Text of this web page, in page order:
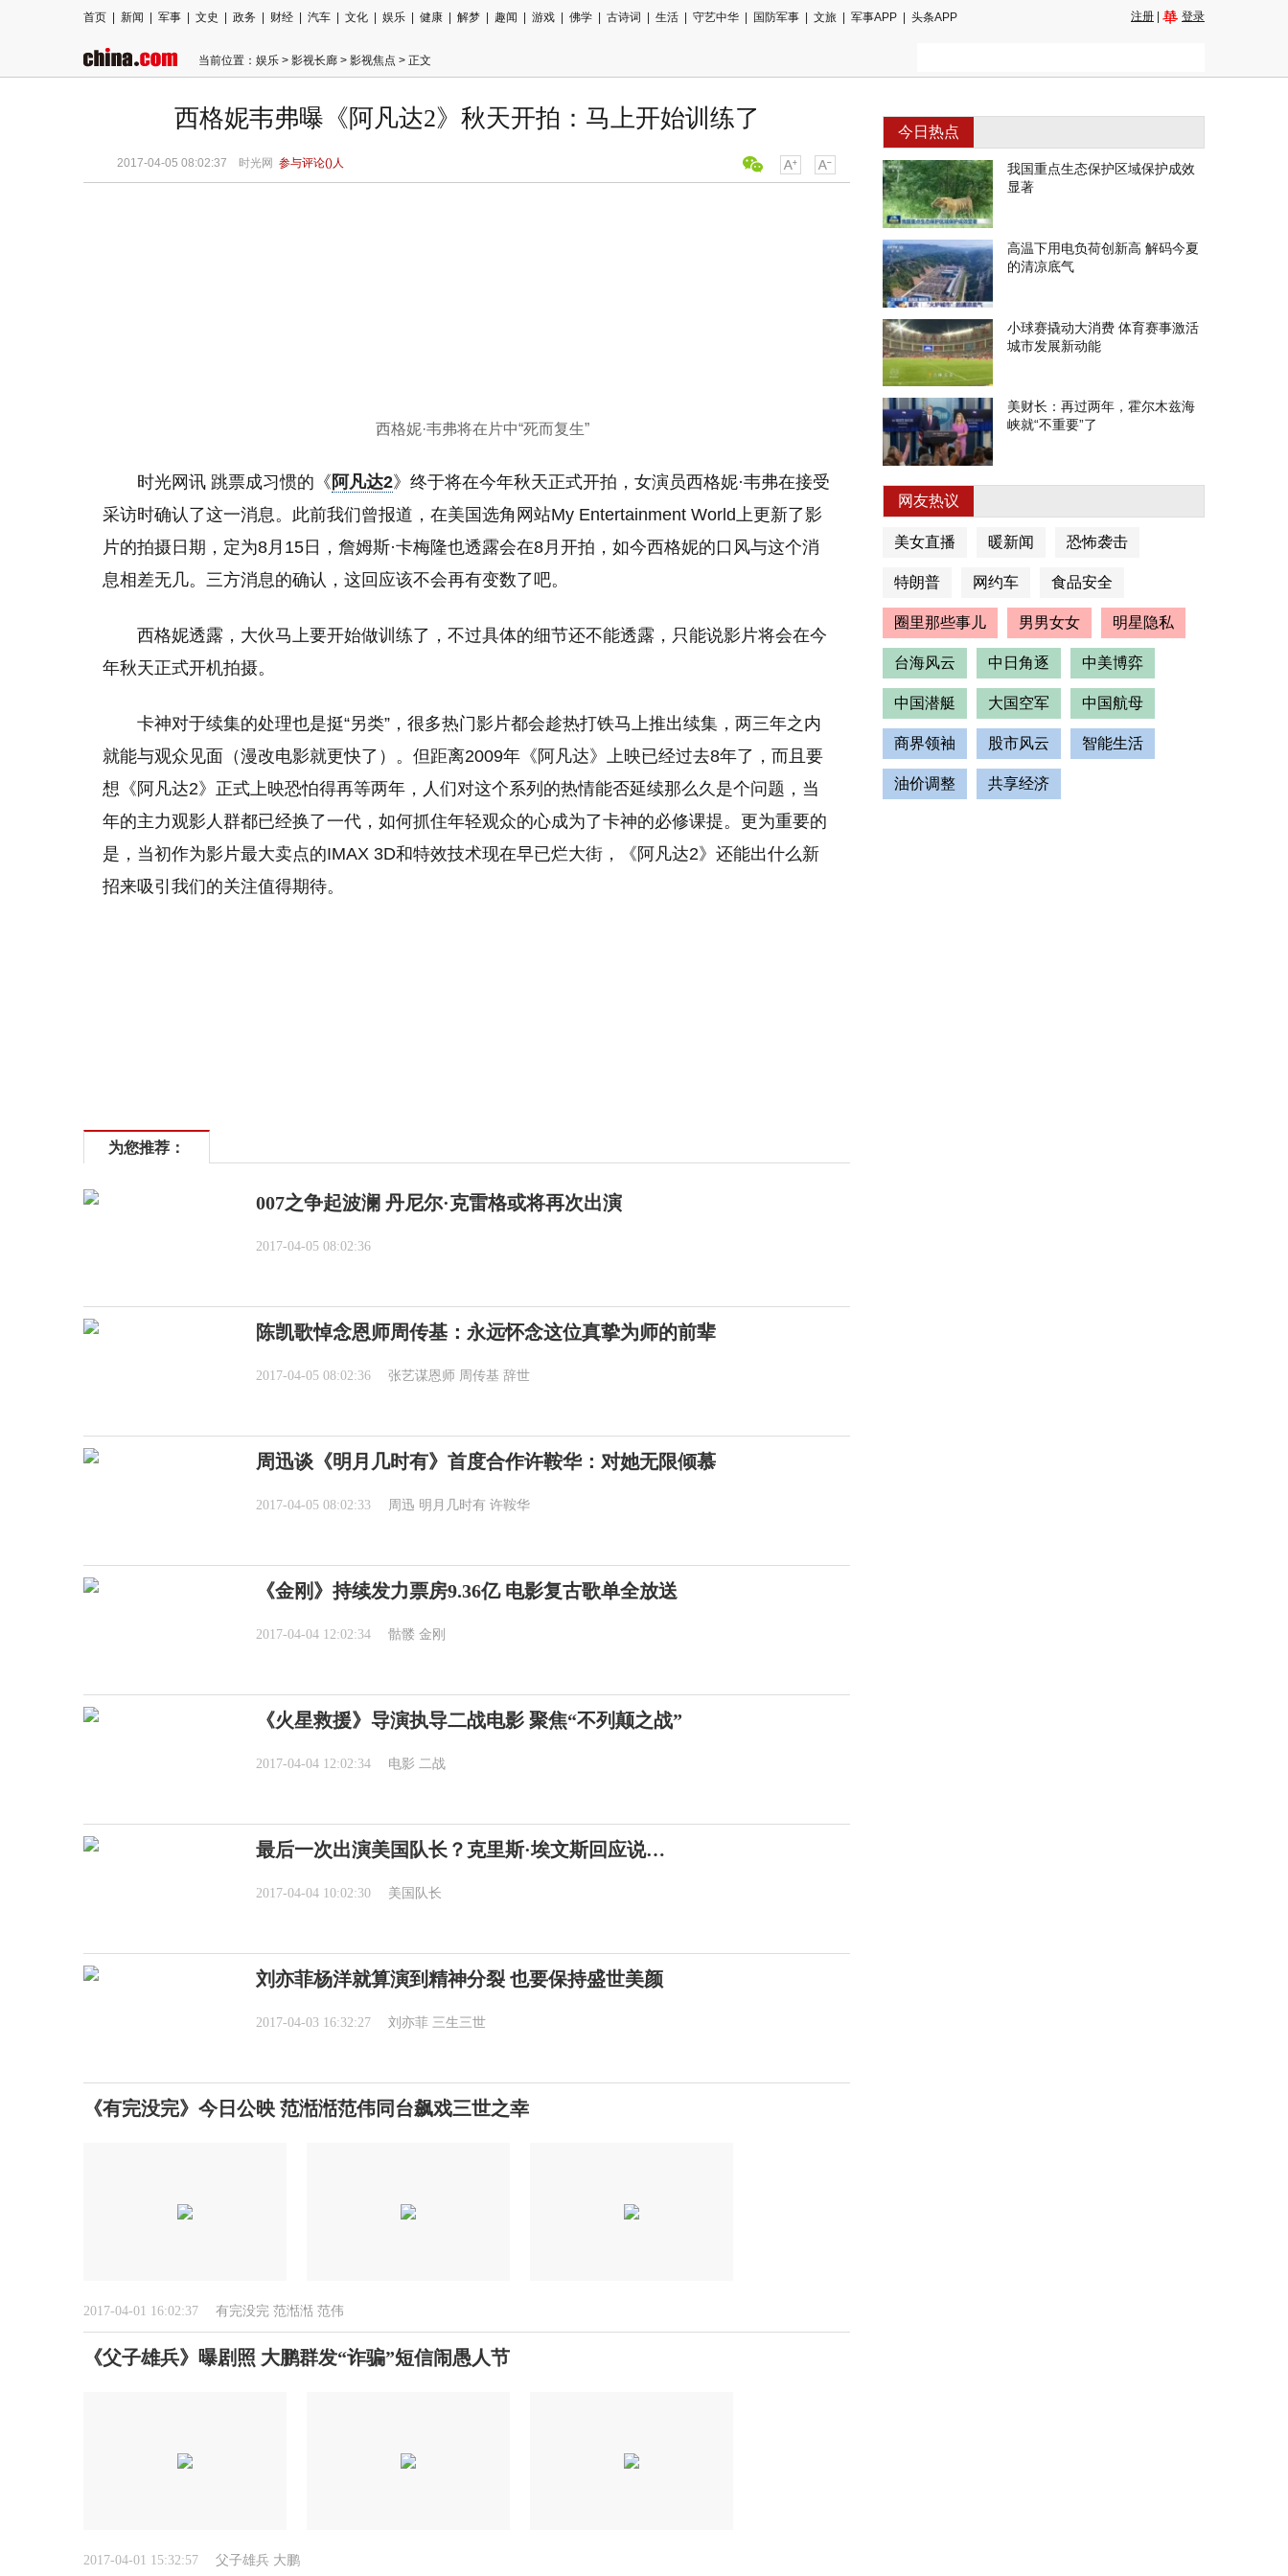
首页 新闻 军事 文史 政务 财经 汽车 文化 娱乐 健康 解梦 趣闻 游戏 佛学 古诗词 生活 守艺中华 国防军事 文旅 军事APP 头条APP 注册 登录
当前位置： 娱乐 > 影视长廊 > 影视焦点 > 正文
西格妮韦弗曝《阿凡达2》秋天开拍：马上开始训练了
2017-04-05 08:02:37 时光网 参与评论()人
西格妮·韦弗将在片中“死而复生”
时光网讯 跳票成习惯的《 阿凡达2》终于将在今年秋天正式开拍，女演员西格妮·韦弗在接受
采访时确认了这一消息。此前我们曾报道，在美国选角网站My Entertainment World上更新了影
片的拍摄日期，定为8月15日，詹姆斯·卡梅隆也透露会在8月开拍，如今西格妮的口风与这个消
息相差无几。三方消息的确认，这回应该不会再有变数了吧。
西格妮透露，大伙马上要开始做训练了，不过具体的细节还不能透露，只能说影片将会在今
年秋天正式开机拍摄。
卡神对于续集的处理也是挺“另类”，很多热门影片都会趁热打铁马上推出续集，两三年之内
就能与观众见面（漫改电影就更快了）。但距离2009年《阿凡达》上映已经过去8年了，而且要
想《阿凡达2》正式上映恐怕得再等两年，人们对这个系列的热情能否延续那么久是个问题，当
年的主力观影人群都已经换了一代，如何抓住年轻观众的心成为了卡神的必修课提。更为重要的
是，当初作为影片最大卖点的IMAX 3D和特效技术现在早已烂大街，《阿凡达2》还能出什么新
招来吸引我们的关注值得期待。
为您推荐：
007之争起波澜 丹尼尔·克雷格或将再次出演
2017-04-05 08:02:36
陈凯歌悼念恩师周传基：永远怀念这位真挚为师的前辈
2017-04-05 08:02:36 张艺谋恩师 周传基 辞世
周迅谈《明月几时有》首度合作许鞍华：对她无限倾慕
2017-04-05 08:02:33 周迅 明月几时有 许鞍华
《金刚》持续发力票房9.36亿 电影复古歌单全放送
2017-04-04 12:02:34 骷髅 金刚
《火星救援》导演执导二战电影 聚焦“不列颠之战”
2017-04-04 12:02:34 电影 二战
最后一次出演美国队长？克里斯·埃文斯回应说…
2017-04-04 10:02:30 美国队长
刘亦菲杨洋就算演到精神分裂 也要保持盛世美颜
2017-04-03 16:32:27 刘亦菲 三生三世
《有完没完》今日公映 范湉湉范伟同台飙戏三世之幸
2017-04-01 16:02:37 有完没完 范湉湉 范伟
《父子雄兵》曝剧照 大鹏群发“诈骗”短信闹愚人节
2017-04-01 15:32:57 父子雄兵 大鹏
今日热点
我国重点生态保护区域保护成效
显著
高温下用电负荷创新高 解码今夏
的清凉底气
小球赛撬动大消费 体育赛事激活
城市发展新动能
美财长：再过两年，霍尔木兹海
峡就“不重要”了
网友热议
美女直播 暖新闻 恐怖袭击
特朗普 网约车 食品安全
圈里那些事儿 男男女女 明星隐私
台海风云 中日角逐 中美博弈
中国潜艇 大国空军 中国航母
商界领袖 股市风云 智能生活
油价调整 共享经济